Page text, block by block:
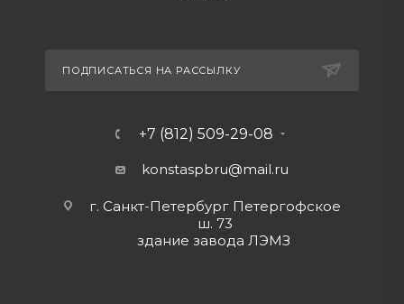
ПОДПИСАТЬСЯ НА РАССЫЛКУ
+7 (812) 509-29-08
konstaspbru@mail.ru
г. Санкт-Петербург Петергофское
ш. 73
здание завода ЛЭМЗ